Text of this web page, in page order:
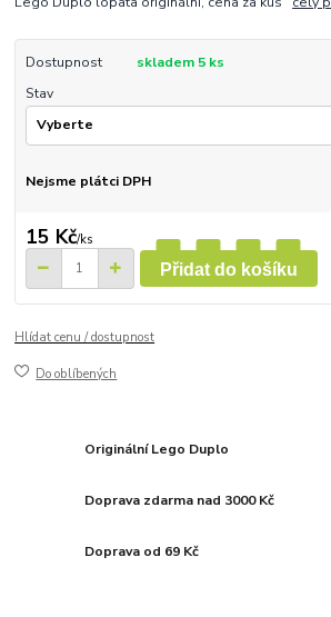
Dostupnost
skladem 5 ks
Stav
Nejsme plátci DPH
15 Kč/ks
Přidat do košíku
Hlídat cenu / dostupnost
Do oblíbených
Originální Lego Duplo
Doprava zdarma nad 3000 Kč
Doprava od 69 Kč